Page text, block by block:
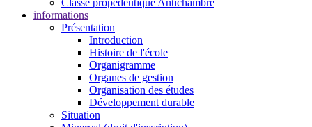
informations
Présentation
Introduction
Histoire de l'école
Organigramme
Organes de gestion
Organisation des études
Développement durable
Situation